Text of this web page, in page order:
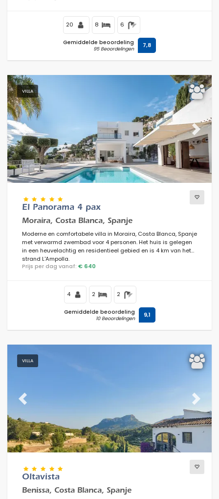
20 8 6
Gemiddelde beoordeling
95 Beoordelingen 7,8
VILLA
Previous Next
El Panorama 4 pax
Moraira, Costa Blanca, Spanje
Moderne en comfortabele villa in Moraira, Costa Blanca, Spanje
met verwarmd zwembad voor 4 personen. Het huis is gelegen
in een heuvelachtig en residentieel gebied en is 4 km van het
strand L'Ampolla.
Prijs per dag vanaf: € 640
4 2 2
Gemiddelde beoordeling
10 Beoordelingen 9,1
VILLA
Previous Next
Oltavista
Benissa, Costa Blanca, Spanje